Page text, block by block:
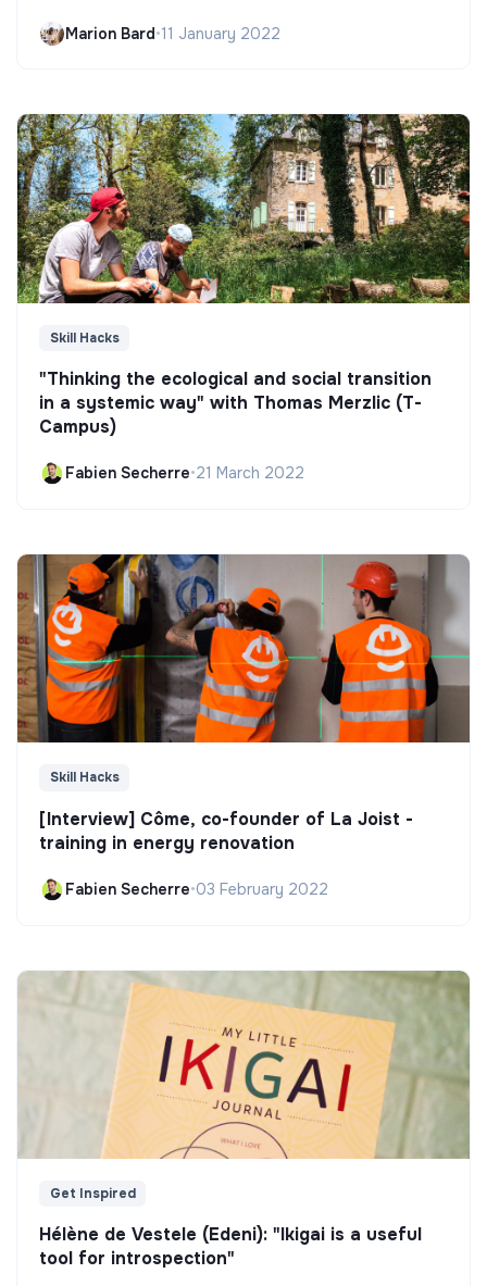
Marion Bard•11 January 2022
Skill Hacks
"Thinking the ecological and social transition
in a systemic way" with Thomas Merzlic (T-
Campus)
Fabien Secherre•21 March 2022
Skill Hacks
[Interview] Côme, co-founder of La Joist -
training in energy renovation
Fabien Secherre•03 February 2022
Get Inspired
Hélène de Vestele (Edeni): "Ikigai is a useful
tool for introspection"